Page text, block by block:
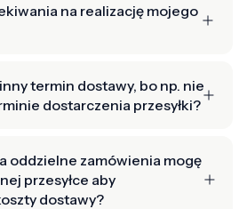
na realizację mojego
termin dostawy, bo np. nie
dostarczenia przesyłki?
oddzielne zamówienia mogę
przesyłce aby
dostawy?